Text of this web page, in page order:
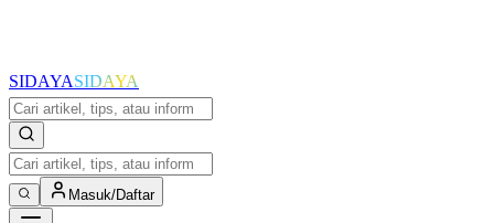
SIDAYASIDAYA
Masuk/Daftar